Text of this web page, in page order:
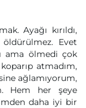
Ayağı kırıldı,
Evet
ama ölmedi çok
atmadım,
ağlamıyorum,
Hem her şeye
daha iyi bir